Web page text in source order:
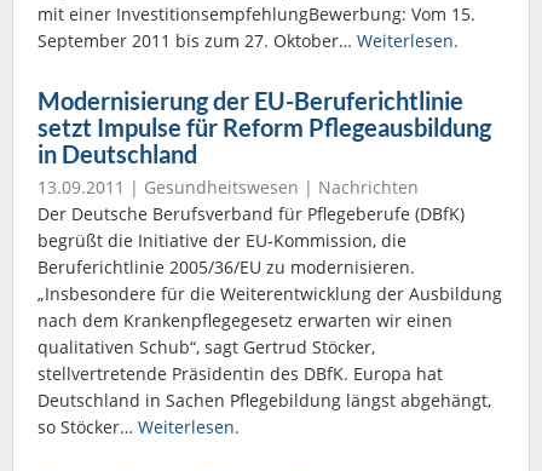
mit einer InvestitionsempfehlungBewerbung: Vom 15.
September 2011 bis zum 27. Oktober… Weiterlesen.
Modernisierung der EU-Beruferichtlinie
setzt Impulse für Reform Pflegeausbildung
in Deutschland
13.09.2011 | Gesundheitswesen | Nachrichten
Der Deutsche Berufsverband für Pflegeberufe (DBfK)
begrüßt die Initiative der EU-Kommission, die
Beruferichtlinie 2005/36/EU zu modernisieren.
„Insbesondere für die Weiterentwicklung der Ausbildung
nach dem Krankenpflegegesetz erwarten wir einen
qualitativen Schub“, sagt Gertrud Stöcker,
stellvertretende Präsidentin des DBfK. Europa hat
Deutschland in Sachen Pflegebildung längst abgehängt,
so Stöcker… Weiterlesen.